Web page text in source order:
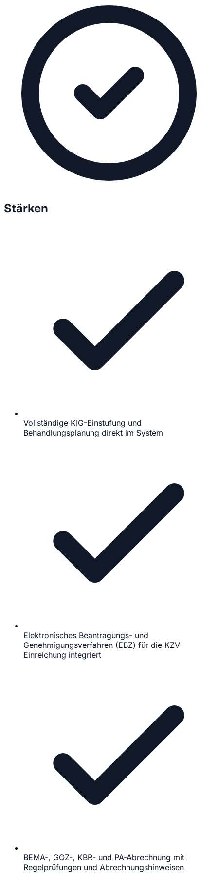
Stärken
Vollständige KIG-Einstufung und
Behandlungsplanung direkt im System
Elektronisches Beantragungs- und
Genehmigungsverfahren (EBZ) für die KZV-
Einreichung integriert
BEMA-, GOZ-, KBR- und PA-Abrechnung mit
Regelprüfungen und Abrechnungshinweisen